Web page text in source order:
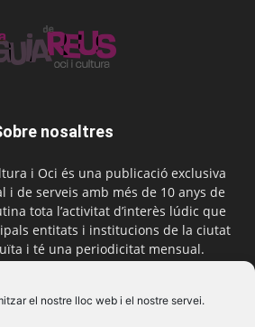
el nostre lloc web i el nostre servei.
nosaltres
i Oci és una publicació exclusiva
i de serveis amb més de 10 anys de
tota l’activitat d’interès lúdic que
entitats i institucions de la ciutat
i té una periodicitat mensual.